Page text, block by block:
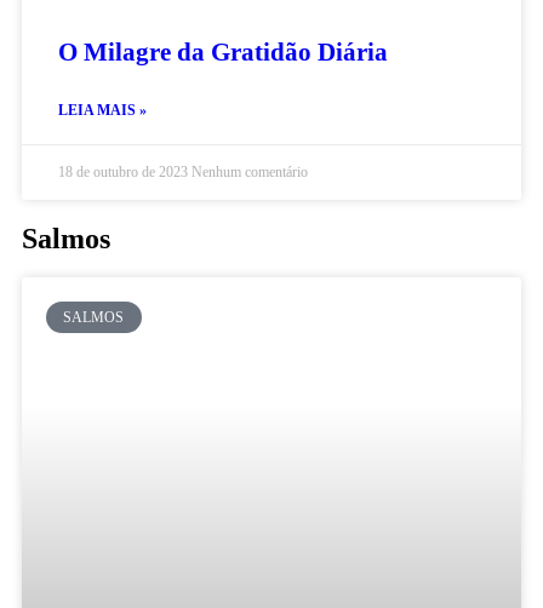
O Milagre da Gratidão Diária
LEIA MAIS »
18 de outubro de 2023 Nenhum comentário
Salmos
SALMOS